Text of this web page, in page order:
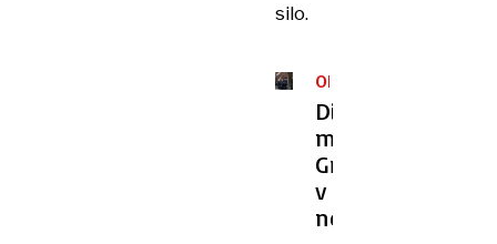
silo.
OBISK
V
ZDA
Diplomacija
melje,
Grenlandija
v
negotovosti